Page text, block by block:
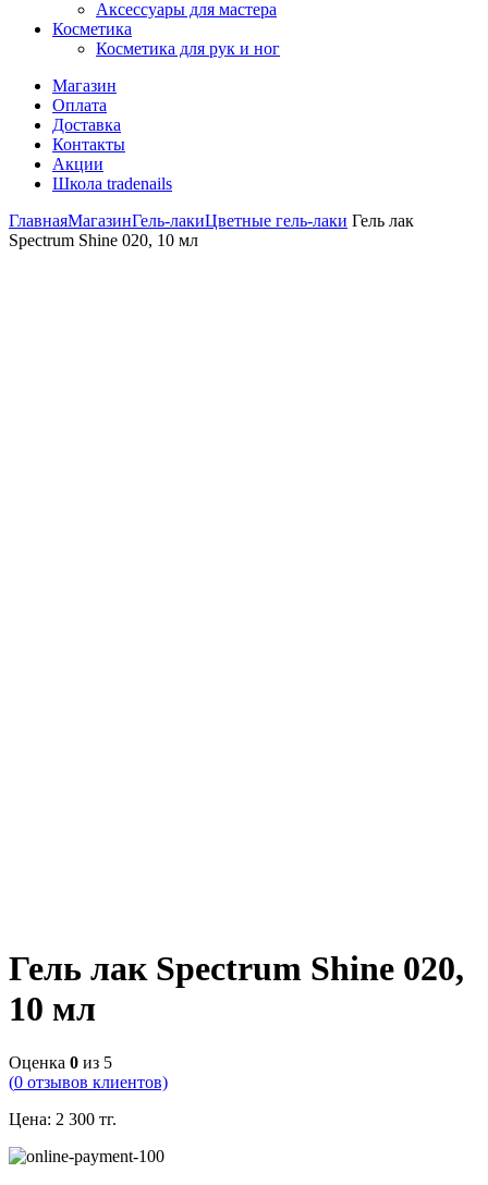
Аксессуары для мастера
Косметика
Косметика для рук и ног
Магазин
Оплата
Доставка
Контакты
Акции
Школа tradenails
ГлавнаяМагазинГель-лакиЦветные гель-лаки Гель лак
Spectrum Shine 020, 10 мл
Гель лак Spectrum Shine 020,
10 мл
Оценка 0 из 5
(0 отзывов клиентов)
Цена: 2 300 тг.